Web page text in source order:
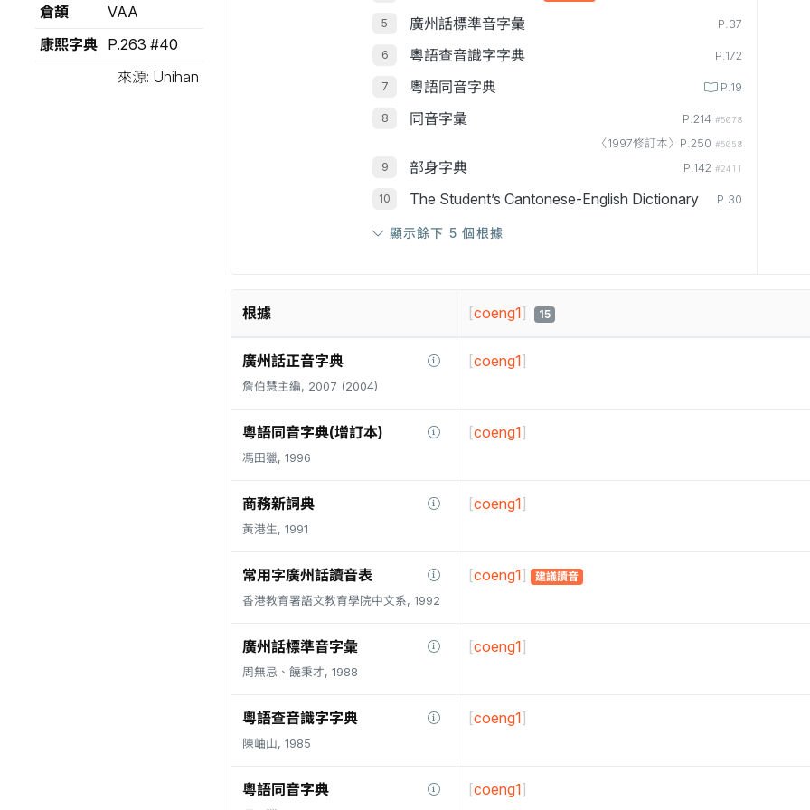
倉頡
VAA
康熙字典
P.263 #40
來源: Unihan
廣州話標準音字彙
P.37
粵語查音識字字典 P.172
粵語同音字典 P.19
同音字彙 P.214 #5078
〈1997修訂本〉P.250 #5058
部身字典 P.142 #2411
The Student’s Cantonese-English Dictionary P.30
顯示餘下 5 個根據
根據 [coeng1] 15
廣州話正音字典
詹伯慧主編, 2007 (2004)
[coeng1]
粵語同音字典(增訂本)
馮田獵, 1996
[coeng1]
商務新詞典
黃港生, 1991
[coeng1]
常用字廣州話讀音表
香港教育署語文教育學院中文系, 1992
[coeng1] 建議讀音
廣州話標準音字彙
周無忌、饒秉才, 1988
[coeng1]
粵語查音識字字典
陳岫山, 1985
[coeng1]
粵語同音字典 [coeng1]